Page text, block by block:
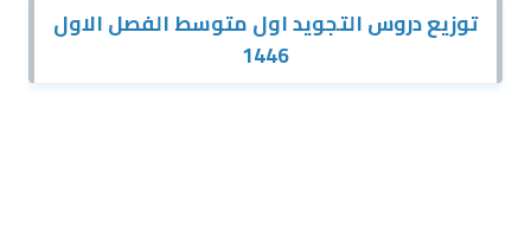
توزيع دروس التجويد اول متوسط الفصل الاول
1446